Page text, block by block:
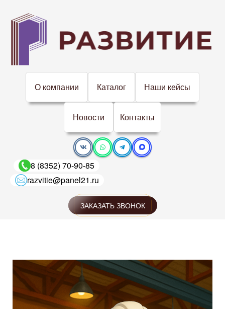
О компании Каталог Наши кейсы
Новости Контакты
8 (8352) 70-90-85
razvitie@panel21.ru
ЗАКАЗАТЬ ЗВОНОК